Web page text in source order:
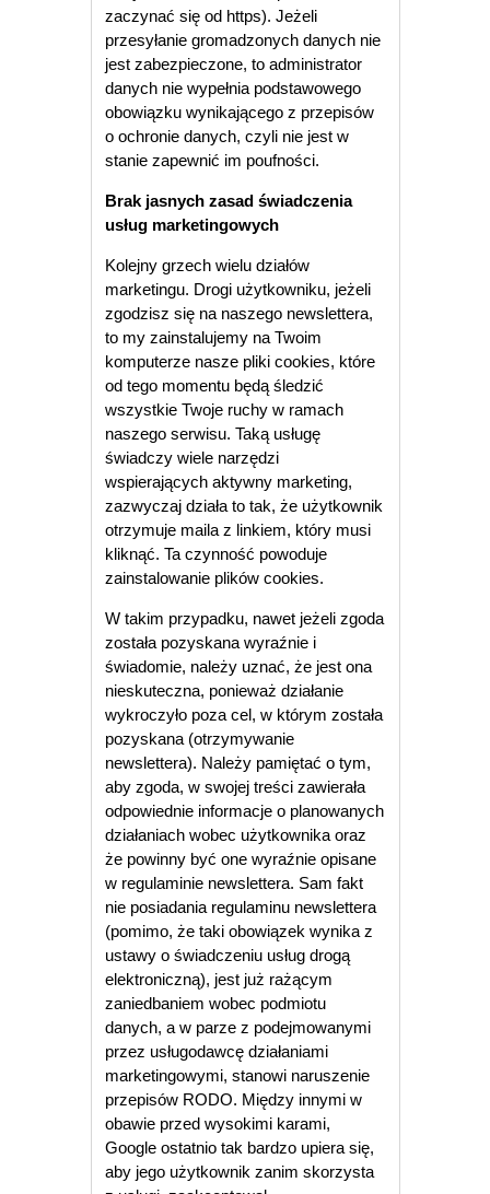
zaczynać się od https). Jeżeli
przesyłanie gromadzonych danych nie
jest zabezpieczone, to administrator
danych nie wypełnia podstawowego
obowiązku wynikającego z przepisów
o ochronie danych, czyli nie jest w
stanie zapewnić im poufności.
Brak jasnych zasad świadczenia
usług marketingowych
Kolejny grzech wielu działów
marketingu. Drogi użytkowniku, jeżeli
zgodzisz się na naszego newslettera,
to my zainstalujemy na Twoim
komputerze nasze pliki cookies, które
od tego momentu będą śledzić
wszystkie Twoje ruchy w ramach
naszego serwisu. Taką usługę
świadczy wiele narzędzi
wspierających aktywny marketing,
zazwyczaj działa to tak, że użytkownik
otrzymuje maila z linkiem, który musi
kliknąć. Ta czynność powoduje
zainstalowanie plików cookies.
W takim przypadku, nawet jeżeli zgoda
została pozyskana wyraźnie i
świadomie, należy uznać, że jest ona
nieskuteczna, ponieważ działanie
wykroczyło poza cel, w którym została
pozyskana (otrzymywanie
newslettera). Należy pamiętać o tym,
aby zgoda, w swojej treści zawierała
odpowiednie informacje o planowanych
działaniach wobec użytkownika oraz
że powinny być one wyraźnie opisane
w regulaminie newslettera. Sam fakt
nie posiadania regulaminu newslettera
(pomimo, że taki obowiązek wynika z
ustawy o świadczeniu usług drogą
elektroniczną), jest już rażącym
zaniedbaniem wobec podmiotu
danych, a w parze z podejmowanymi
przez usługodawcę działaniami
marketingowymi, stanowi naruszenie
przepisów RODO. Między innymi w
obawie przed wysokimi karami,
Google ostatnio tak bardzo upiera się,
aby jego użytkownik zanim skorzysta